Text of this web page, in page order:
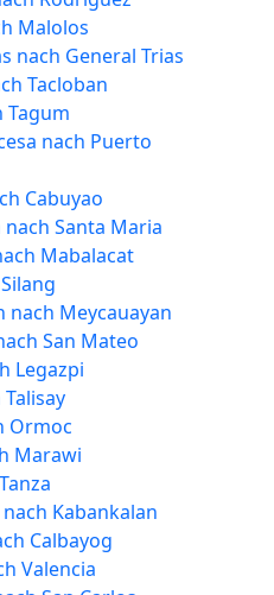
Malolos
nach General Trias
Tacloban
Tagum
nach Puerto
Cabuyao
Santa Maria
Mabalacat
nach Meycauayan
San Mateo
Legazpi
Ormoc
Marawi
Kabankalan
Calbayog
Valencia